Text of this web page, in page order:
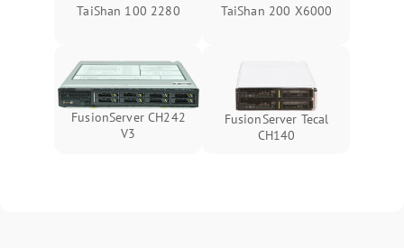
TaiShan 100 2280 TaiShan 200 X6000
FusionServer CH242
V3
FusionServer Tecal
CH140